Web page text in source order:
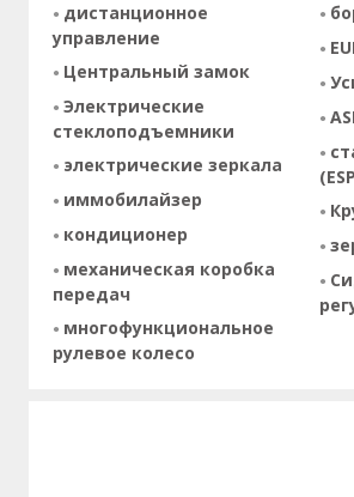
дистанционное
управление
Центральный замок
Электрические
стеклоподъемники
электрические зеркала
иммобилайзер
кондиционер
механическая коробка
передач
многофункциональное
рулевое колесо